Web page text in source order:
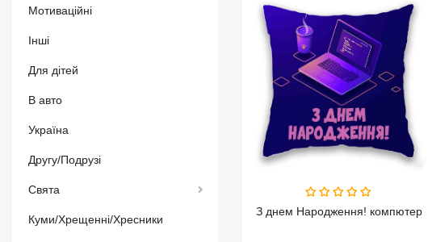
Мотиваційні
Інші
Для дітей
В авто
Україна
Другу/Подрузі
Свята
Куми/Хрещенні/Хресники
З днем Народження! компютер